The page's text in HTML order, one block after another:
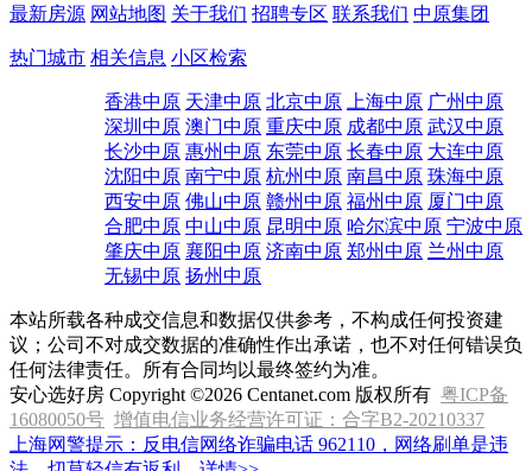
最新房源 网站地图 关于我们 招聘专区 联系我们 中原集团
热门城市 相关信息 小区检索
香港中原 天津中原 北京中原 上海中原 广州中原
深圳中原 澳门中原 重庆中原 成都中原 武汉中原
长沙中原 惠州中原 东莞中原 长春中原 大连中原
沈阳中原 南宁中原 杭州中原 南昌中原 珠海中原
西安中原 佛山中原 赣州中原 福州中原 厦门中原
合肥中原 中山中原 昆明中原 哈尔滨中原 宁波中原
肇庆中原 襄阳中原 济南中原 郑州中原 兰州中原
无锡中原 扬州中原
本站所载各种成交信息和数据仅供参考，不构成任何投资建
议；公司不对成交数据的准确性作出承诺，也不对任何错误负
任何法律责任。所有合同均以最终签约为准。
安心选好房 Copyright ©2026 Centanet.com 版权所有 粤ICP备
16080050号 增值电信业务经营许可证：合字B2-20210337
上海网警提示：反电信网络诈骗电话 962110，网络刷单是违